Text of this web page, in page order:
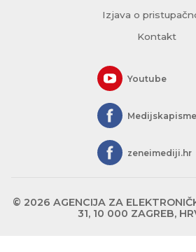
Izjava o
Kontakt
Youtube
zeneimediji.hr
© 2026 AGENCIJA ZA
31, 10 000 ZAGREB,